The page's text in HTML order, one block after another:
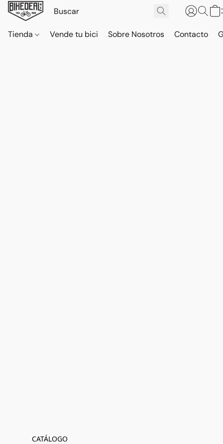
Tienda Vende tu bici Sobre Nosotros Contacto
CATÁLOGO